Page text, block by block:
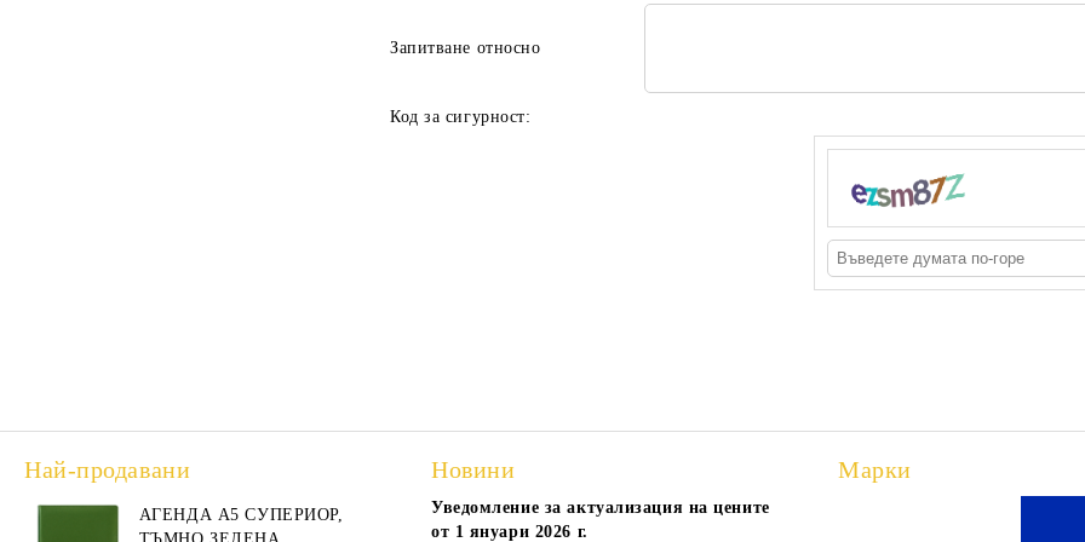
Запитване относно
Код за сигурност:
Най-продавани
АГЕНДА А5 СУПЕРИОР,
АГЕНДА С МЕХАНИЗЪМ
Новини
Уведомление за актуализация на цените
от 1 януари 2026 г.
Марки